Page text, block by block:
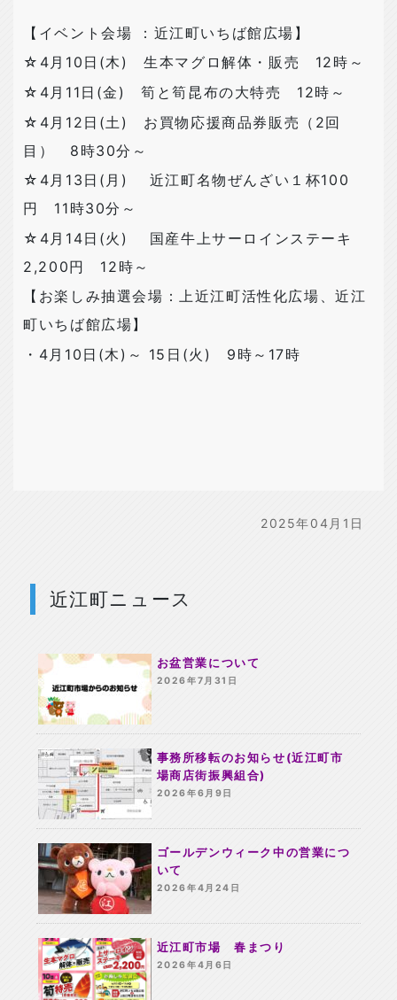
【イベント会場 ：近江町いちば館広場】
☆4月10日(木) 生本マグロ解体・販売 12時～
☆4月11日(金) 筍と筍昆布の大特売 12時～
☆4月12日(土) お買物応援商品券販売（2回
目） 8時30分～
☆4月13日(月) 近江町名物ぜんざい１杯100
円 11時30分～
☆4月14日(火) 国産牛上サーロインステーキ
2,200円 12時～
【お楽しみ抽選会場：上近江町活性化広場、近江
町いちば館広場】
・4月10日(木)～ 15日(火) 9時～17時
2025年04月1日
近江町ニュース
お盆営業について
2026年7月31日
事務所移転のお知らせ(近江町市
場商店街振興組合)
2026年6月9日
ゴールデンウィーク中の営業につ
いて
2026年4月24日
近江町市場 春まつり
2026年4月6日